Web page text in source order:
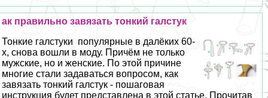
ак правильно завязать тонкий галстук
Тонкие галстуки популярные в далёких 60-
х, снова вошли в моду. Причём не только
мужские, но и женские. По этой причине
многие стали задаваться вопросом, как
завязать тонкий галстук - пошаговая
инструкция будет представлена в этой статье. Прочитав